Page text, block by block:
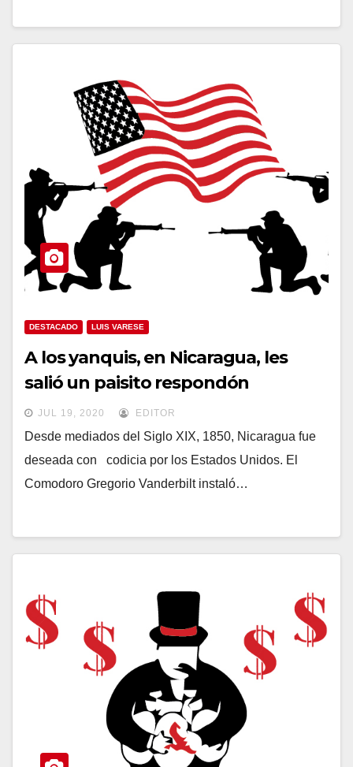
DESTACADO LUIS VARESE
A los yanquis, en Nicaragua, les
salió un paisito respondón
JUL 19, 2020 EDITOR
Desde mediados del Siglo XIX, 1850, Nicaragua fue
deseada con codicia por los Estados Unidos. El
Comodoro Gregorio Vanderbilt instaló…